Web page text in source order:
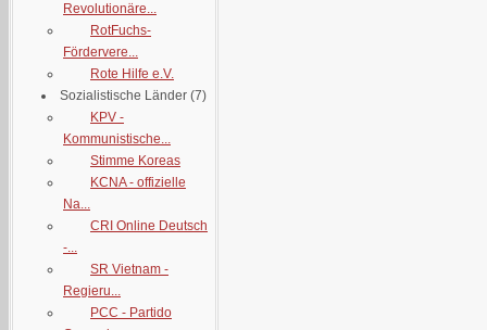
Revolutionäre...
RotFuchs-
Fördervere...
Rote Hilfe e.V.
Sozialistische Länder (7)
KPV -
Kommunistische...
Stimme Koreas
KCNA - offizielle
Na...
CRI Online Deutsch
-...
SR Vietnam -
Regieru...
PCC - Partido